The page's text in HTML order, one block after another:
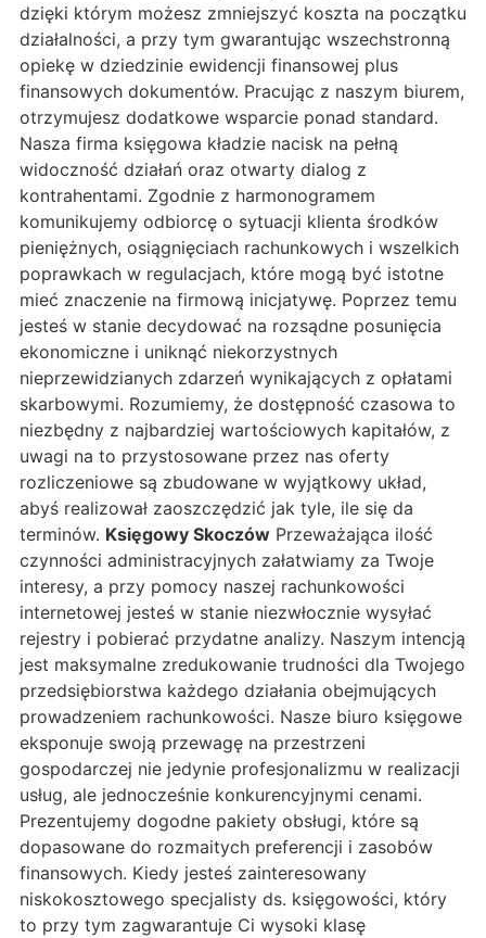
dzięki którym możesz zmniejszyć koszta na początku
działalności, a przy tym gwarantując wszechstronną
opiekę w dziedzinie ewidencji finansowej plus
finansowych dokumentów. Pracując z naszym biurem,
otrzymujesz dodatkowe wsparcie ponad standard.
Nasza firma księgowa kładzie nacisk na pełną
widoczność działań oraz otwarty dialog z
kontrahentami. Zgodnie z harmonogramem
komunikujemy odbiorcę o sytuacji klienta środków
pieniężnych, osiągnięciach rachunkowych i wszelkich
poprawkach w regulacjach, które mogą być istotne
mieć znaczenie na firmową inicjatywę. Poprzez temu
jesteś w stanie decydować na rozsądne posunięcia
ekonomiczne i uniknąć niekorzystnych
nieprzewidzianych zdarzeń wynikających z opłatami
skarbowymi. Rozumiemy, że dostępność czasowa to
niezbędny z najbardziej wartościowych kapitałów, z
uwagi na to przystosowane przez nas oferty
rozliczeniowe są zbudowane w wyjątkowy układ,
abyś realizował zaoszczędzić jak tyle, ile się da
terminów. Księgowy Skoczów Przeważająca ilość
czynności administracyjnych załatwiamy za Twoje
interesy, a przy pomocy naszej rachunkowości
internetowej jesteś w stanie niezwłocznie wysyłać
rejestry i pobierać przydatne analizy. Naszym intencją
jest maksymalne zredukowanie trudności dla Twojego
przedsiębiorstwa każdego działania obejmujących
prowadzeniem rachunkowości. Nasze biuro księgowe
eksponuje swoją przewagę na przestrzeni
gospodarczej nie jedynie profesjonalizmu w realizacji
usług, ale jednocześnie konkurencyjnymi cenami.
Prezentujemy dogodne pakiety obsługi, które są
dopasowane do rozmaitych preferencji i zasobów
finansowych. Kiedy jesteś zainteresowany
niskokosztowego specjalisty ds. księgowości, który
to przy tym zagwarantuje Ci wysoki klasę